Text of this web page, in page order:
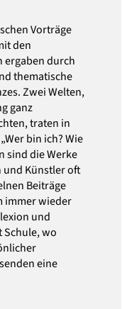
Vorträge
den
ergaben durch
thematische
Zwei Welten,
ganz
traten in
bin ich? Wie
sind die Werke
Künstler oft
Beiträge
immer wieder
und
Schule, wo
eine